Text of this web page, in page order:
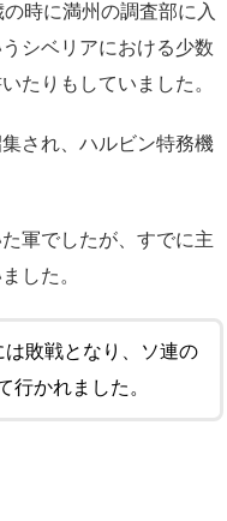
時に満州の調査部に入
シベリアにおける少数
たりもしていました。
され、ハルビン特務機
軍でしたが、すでに主
した。
は敗戦となり、ソ連の
行かれました。